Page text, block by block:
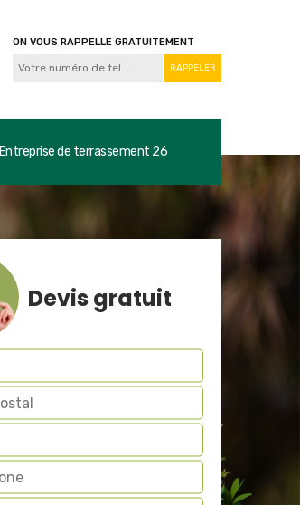
ON VOUS RAPPELLE GRATUITEMENT
Entreprise de terrassement 26
Devis gratuit